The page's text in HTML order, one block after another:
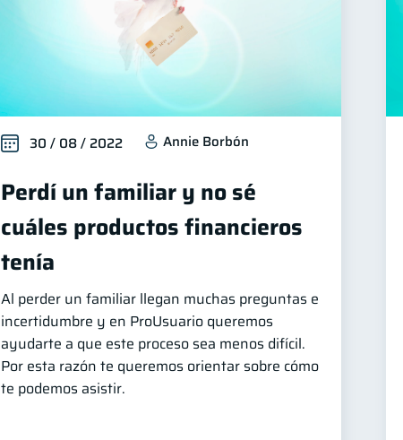
30 / 08 / 2022 Annie Borbón
Perdí un familiar y no sé
cuáles productos financieros
tenía
Al perder un familiar llegan muchas preguntas e
incertidumbre y en ProUsuario queremos
ayudarte a que este proceso sea menos difícil.
Por esta razón te queremos orientar sobre cómo
te podemos asistir.